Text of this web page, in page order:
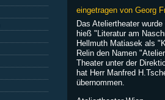
eingetragen von Georg
Das Ateliertheater
hieß "Literatur am
Hellmuth Matiasek als
Relin den Namen
Theater unter der
hat Herr Manfred
übernommen.